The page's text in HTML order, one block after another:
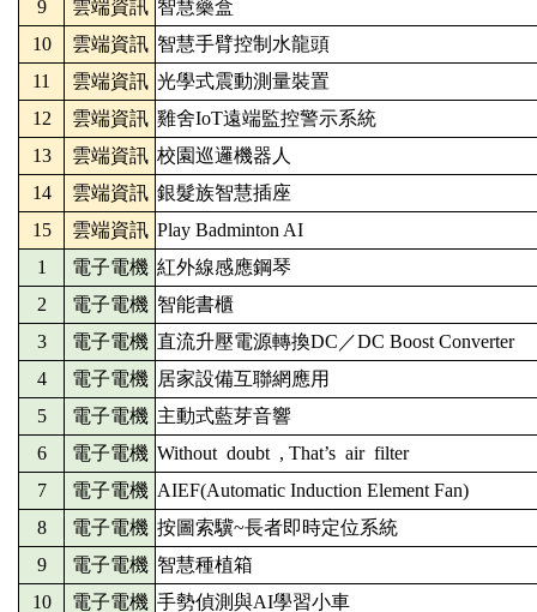
9
雲端資訊 智慧藥盒
10
雲端資訊 智慧手臂控制水龍頭
11
雲端資訊 光學式震動測量裝置
12
雲端資訊 雞舍IoT遠端監控警示系統
13
雲端資訊 校園巡邏機器人
14
雲端資訊 銀髮族智慧插座
15
雲端資訊 Play Badminton AI
1
電子電機 紅外線感應鋼琴
2
電子電機 智能書櫃
3
電子電機 直流升壓電源轉換DC／DC Boost Converter
4
電子電機 居家設備互聯網應用
5
電子電機 主動式藍芽音響
6
電子電機 Without doubt , That’s air filter
7
電子電機 AIEF(Automatic Induction Element Fan)
8
電子電機 按圖索驥~長者即時定位系統
9
電子電機 智慧種植箱
10
電子電機 手勢偵測與AI學習小車